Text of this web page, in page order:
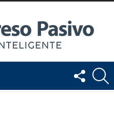
FOLLOW
US